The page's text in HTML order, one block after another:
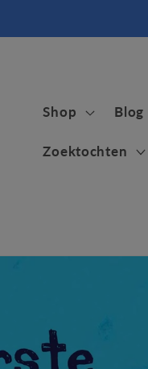
Shop Blog
Zoektochten